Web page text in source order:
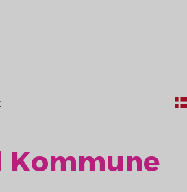
Kommune